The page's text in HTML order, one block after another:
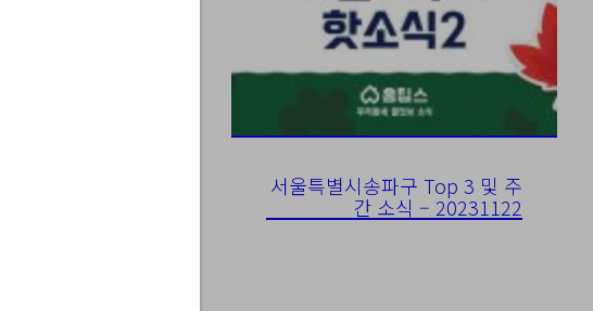
서울특별시송파구 Top 3 및 주
간 소식 – 20231122